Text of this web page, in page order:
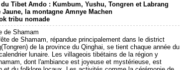
Tibet Amdo : Kumbum, Yushu, Tongren et Labrang
la montagne Amnye Machen
tribu nomade
de Shamam, répandue principalement dans le district
de la province du Qinghai, se tient chaque année du
lunaire. Les villageois tibétains de la région y
dont l'ambiance est joyeuse et mystérieuse, est